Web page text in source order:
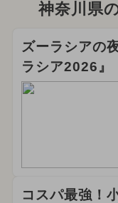
神奈川県
ズーラシアの
ラシア2026』
コスパ最強！